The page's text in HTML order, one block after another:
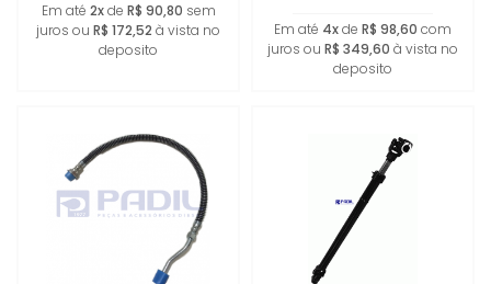
Em até 2xde R$ 90,80 sem
juros ou R$ 172,52 à vista no
deposito
Em até 4xde R$ 98,60 com
juros ou R$ 349,60 à vista no
deposito